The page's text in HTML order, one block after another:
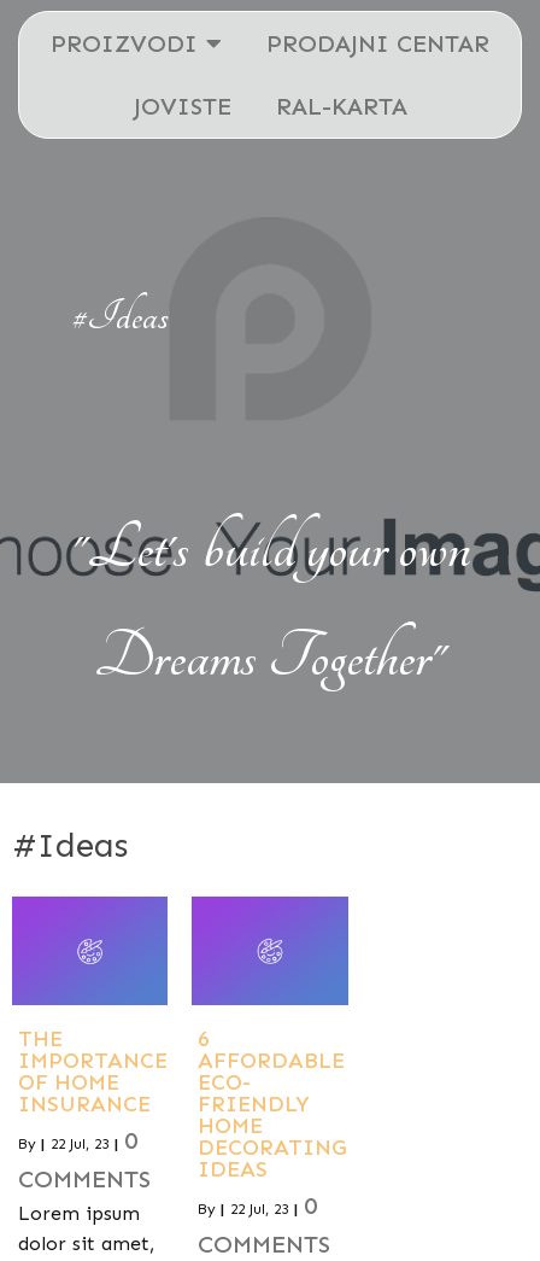
PROIZVODI PRODAJNI CENTAR
JOVISTE RAL-KARTA
#Ideas
"Let's build your own
Dreams Together"
#Ideas
THE
IMPORTANCE
OF HOME
INSURANCE
By | 22 Jul, 23 | 0
COMMENTS
Lorem ipsum
dolor sit amet,
6
AFFORDABLE
ECO-
FRIENDLY
HOME
DECORATING
IDEAS
By| 22 Jul, 23 | 0
COMMENTS